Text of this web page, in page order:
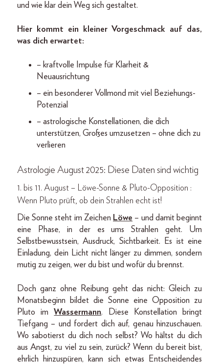
und wie klar dein Weg sich gestaltet.
Hier kommt ein kleiner Vorgeschmack auf das,
was dich erwartet:
– kraftvolle Impulse für Klarheit &
Neuausrichtung
– ein besonderer Vollmond mit viel Beziehungs-
Potenzial
– astrologische Konstellationen, die dich
unterstützen, Großes umzusetzen – ohne dich zu
verlieren
Astrologie August 2025: Diese Daten sind wichtig
1. bis 11. August – Löwe-Sonne & Pluto-Opposition :
Wenn Pluto prüft, ob dein Strahlen echt ist!
Die Sonne steht im Zeichen Löwe – und damit beginnt
eine Phase, in der es ums Strahlen geht. Um
Selbstbewusstsein, Ausdruck, Sichtbarkeit. Es ist eine
Einladung, dein Licht nicht länger zu dimmen, sondern
mutig zu zeigen, wer du bist und wofür du brennst.
Doch ganz ohne Reibung geht das nicht: Gleich zu
Monatsbeginn bildet die Sonne eine Opposition zu
Pluto imWassermann. Diese Konstellation bringt
Tiefgang – und fordert dich auf, genau hinzuschauen.
Wo sabotierst du dich noch selbst? Wo hältst du dich
aus Angst, zu viel zu sein, zurück? Wenn du bereit bist,
ehrlich hinzuspüren, kann sich etwas Entscheidendes